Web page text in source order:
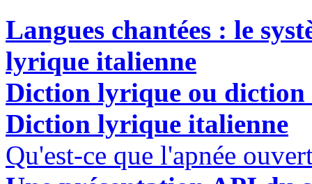
Langues chantées : le
lyrique italienne
Diction lyrique ou
Diction lyrique italienne
Qu'est-ce que l'apnée